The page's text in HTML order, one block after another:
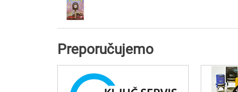
Preporučujemo